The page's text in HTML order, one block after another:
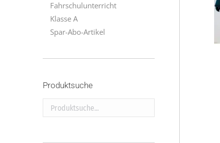
Fahrschulunterricht
Klasse A
Spar-Abo-Artikel
Produktsuche
Produktsuche...